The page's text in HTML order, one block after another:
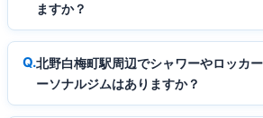
ますか？
北野白梅町駅周辺でシャワーやロッカ
ーソナルジムはありますか？